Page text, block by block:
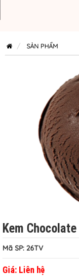
SẢN PHẨM
Kem Chocolate
Mã SP: 26TV
Giá: Liên hệ